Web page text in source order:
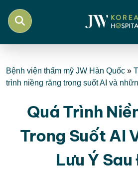
Bệnh viện thẩm mỹ JW Hàn Quốc »
trình niềng răng trong suốt AI và
Quá Trình
Trong Suốt AI
Lưu Ý